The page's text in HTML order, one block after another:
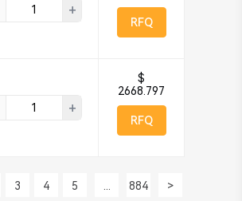
+
RFQ
+
$
2668.797
RFQ
3 4 5 884 >